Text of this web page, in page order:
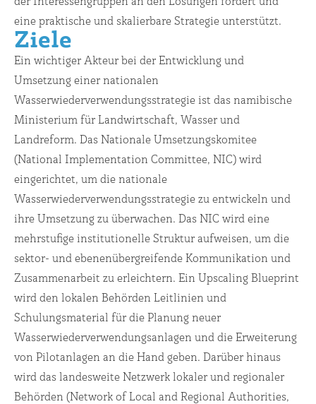
eine praktische und skalierbare Strategie unterstützt.
Ziele
Ein wichtiger Akteur bei der Entwicklung und
Umsetzung einer nationalen
Wasserwiederverwendungsstrategie ist das namibische
Ministerium für Landwirtschaft, Wasser und
Landreform. Das Nationale Umsetzungskomitee
(National Implementation Committee, NIC) wird
eingerichtet, um die nationale
Wasserwiederverwendungsstrategie zu entwickeln und
ihre Umsetzung zu überwachen. Das NIC wird eine
mehrstufige institutionelle Struktur aufweisen, um die
sektor- und ebenenübergreifende Kommunikation und
Zusammenarbeit zu erleichtern. Ein Upscaling Blueprint
wird den lokalen Behörden Leitlinien und
Schulungsmaterial für die Planung neuer
Wasserwiederverwendungsanlagen und die Erweiterung
von Pilotanlagen an die Hand geben. Darüber hinaus
wird das landesweite Netzwerk lokaler und regionaler
Behörden (Network of Local and Regional Authorities,